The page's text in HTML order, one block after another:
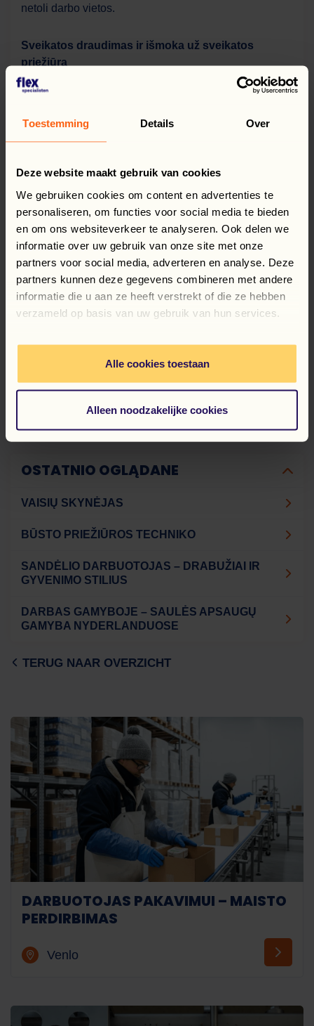
Toestemming Details Over
Deze website maakt gebruik van cookies
We gebruiken cookies om content en advertenties te
personaliseren, om functies voor social media te bieden
en om ons websiteverkeer te analyseren. Ook delen we
informatie over uw gebruik van onze site met onze
partners voor social media, adverteren en analyse. Deze
partners kunnen deze gegevens combineren met andere
informatie die u aan ze heeft verstrekt of die ze hebben
verzameld op basis van uw gebruik van hun services.
Alle cookies toestaan
Alleen noodzakelijke cookies
netoli darbo vietos.
Sveikatos draudimas ir išmoka už sveikatos
priežiūrą
Papildoma išmoka ZORGTOESLAG – 131,00 € per
mėnesį.
dirbantis su mumis, yra apdraustas.
Lojalumo programa
lojalumo programą „Flexspecialists LOYALTY“.
Už kiekvieną dirbtą valandą renkate taškus, kuriuos
galite panaudoti asmeniniam tobulėjimui arba poilsiui
(sveikata ir pramogos).
Papildoma informacija
Nyderlanduose, transportą į/iš darbo, pagalbą gaunant
Ar radote darbą? REGISTRUOTIS!
OSTATNIO OGLĄDANE
VAISIŲ SKYNĖJAS
BŪSTO PRIEŽIŪROS TECHNIKO
SANDĖLIO DARBUOTOJAS – DRABUŽIAI IR
GYVENIMO STILIUS
DARBAS GAMYBOJE – SAULĖS APSAUGŲ
GAMYBA NYDERLANDUOSE
TERUG NAAR OVERZICHT
DARBUOTOJAS PAKAVIMUI – MAISTO
PERDIRBIMAS
Venlo